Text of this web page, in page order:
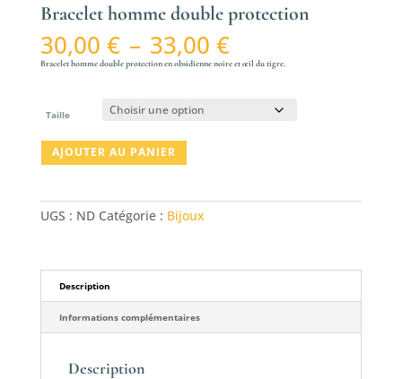
Bracelet homme double protection
30,00 € – 33,00 €Plage
de
prix :
Bracelet homme double protection en obsidienne noire et œil du tigre.
Taille
quantité
de
homme
double
AJOUTER AU PANIER
UGS : ND Catégorie : Bijoux
Description
Informations complémentaires
Description